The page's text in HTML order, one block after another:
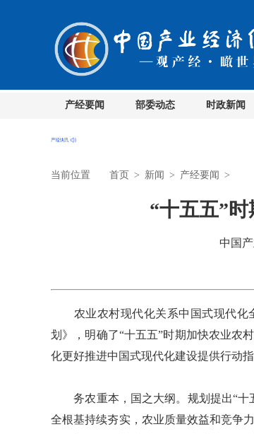
产经要闻 部委动态 时政新闻
当前位置 首页 > 新闻 > 产经要闻 >
“十五五”
中国
农业农村现代化关系中国式现代化
划》，明确了“十五五”时期加快农业农
化更好推进中国式现代化建设提供行动指
务农重本，国之大纲。规划提出“十
全根基持续夯实，农业质量效益和竞争